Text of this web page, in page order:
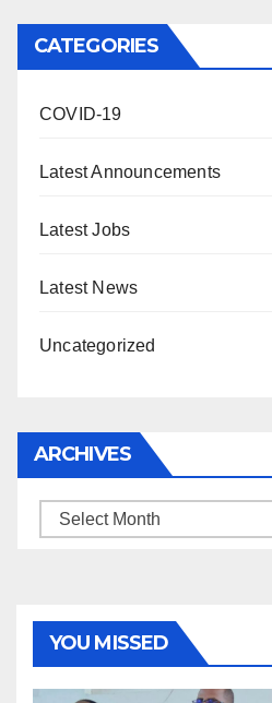
CATEGORIES
COVID-19
Latest Announcements
Latest Jobs
Latest News
Uncategorized
ARCHIVES
Archives
YOU MISSED